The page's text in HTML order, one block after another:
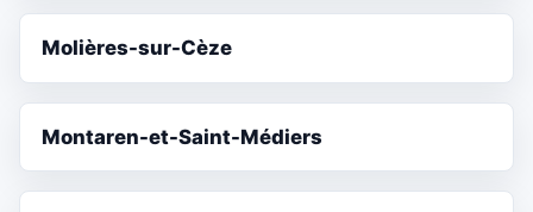
Molières-sur-Cèze
Montaren-et-Saint-Médiers